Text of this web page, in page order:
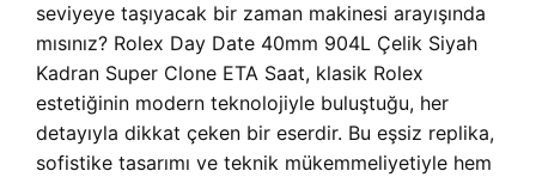
seviyeye taşıyacak bir zaman makinesi arayışında
mısınız? Rolex Day Date 40mm 904L Çelik Siyah
Kadran Super Clone ETA Saat, klasik Rolex
estetiğinin modern teknolojiyle buluştuğu, her
detayıyla dikkat çeken bir eserdir. Bu eşsiz replika,
sofistike tasarımı ve teknik mükemmeliyetiyle hem